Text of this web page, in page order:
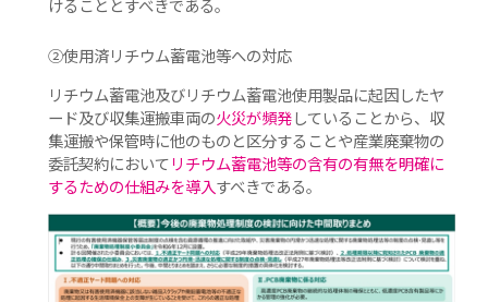
けることとすべきである。
②使用済リチウム蓄電池等への対応
リチウム蓄電池及びリチウム蓄電池使用製品に起因したヤ
ード及び収集運搬車両の火災が頻発していることから、収
集運搬や保管時に他のものと区分することや産業廃棄物の
委託契約においてリチウム蓄電池等の含有の有無を明確に
するための仕組みを導入すべきである。